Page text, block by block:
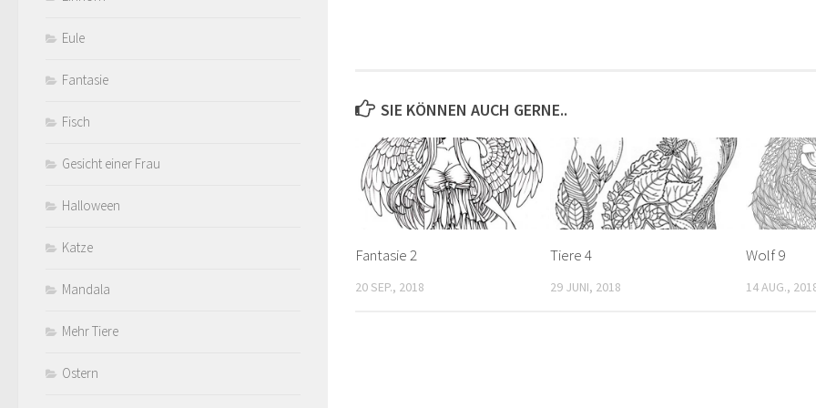
SIE KÖNNEN AUCH GERNE..
Fantasie 2
20 SEP., 2018
Tiere 4
29 JUNI, 2018
Wolf 9
14 AUG.,
Eule
Fantasie
Fisch
Gesicht einer Frau
Halloween
Katze
Mandala
Mehr Tiere
Ostern